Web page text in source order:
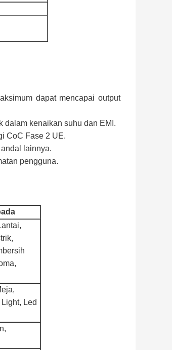
dapat mencapai output
dalam kenaikan suhu dan EMI.
CoC Fase 2 UE.
lainnya.
pengguna.
Led